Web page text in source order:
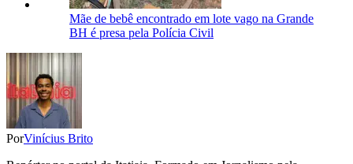
Mãe de bebê encontrado em lote vago na Grande
BH é presa pela Polícia Civil
PorVinícius Brito